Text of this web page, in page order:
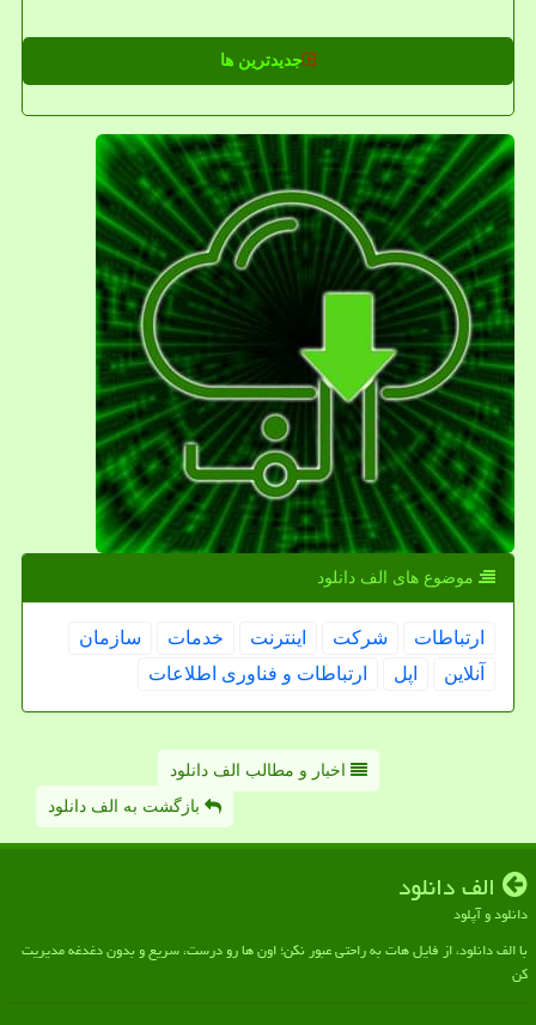
جدیدترین ها
موضوع های الف دانلود
ارتباطات شركت اینترنت خدمات
سازمان
آنلاین
اپل ارتباطات و فناوری اطلاعات
اخبار و مطالب الف دانلود
بازگشت به الف دانلود
الف دانلود
دانلود و آپلود
با الف دانلود، از فایل هات به راحتی عبور نکن؛ اون ها رو درست، سریع و بدون دغدغه مدیریت
کن